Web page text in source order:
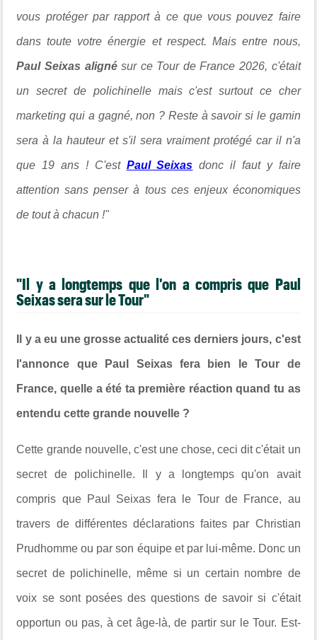
vous protéger par rapport à ce que vous pouvez faire
dans toute votre énergie et respect. Mais entre nous,
Paul Seixas alignésur ce Tour de France 2026, c'était
un secret de polichinelle mais c'est surtout ce cher
marketing qui a gagné, non ? Reste à savoir si le gamin
sera à la hauteur et s'il sera vraiment protégé car il n'a
que 19 ans ! C'est Paul Seixas donc il faut y faire
attention sans penser à tous ces enjeux économiques
de tout à chacun !"
"Il y a longtemps que l'on a compris que Paul
Seixas sera sur le Tour"
Il y a eu une grosse actualité ces derniers jours, c'est
l'annonce que Paul Seixas fera bien le Tour de
France, quelle a été ta première réaction quand tu as
entendu cette grande nouvelle ?
Cette grande nouvelle, c'est une chose, ceci dit c'était un
secret de polichinelle. Il y a longtemps qu'on avait
compris que Paul Seixas fera le Tour de France, au
travers de différentes déclarations faites par Christian
Prudhomme ou par son équipe et par lui-même. Donc un
secret de polichinelle, même si un certain nombre de
voix se sont posées des questions de savoir si c'était
opportun ou pas, à cet âge-là, de partir sur le Tour. Est-